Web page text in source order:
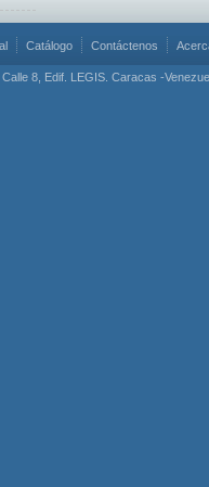
Catálogo Contáctenos
8, Edif. LEGIS. Caracas -